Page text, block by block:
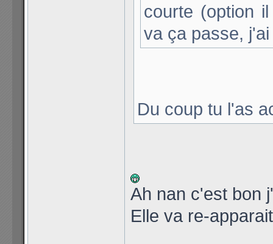
courte (option
va ça passe,
Du coup tu l'as
Ah nan c'est bon
Elle va re-